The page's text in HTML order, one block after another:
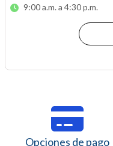
9:00 a.m. a 4:30 p.m.
Opciones de pago